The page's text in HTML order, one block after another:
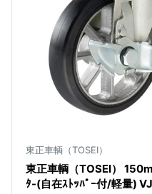
東正車輌（TOSEI）
東正車輌（TOSEI）
ﾀ-(自在ｽﾄｯﾊﾟｰ付/軽量)